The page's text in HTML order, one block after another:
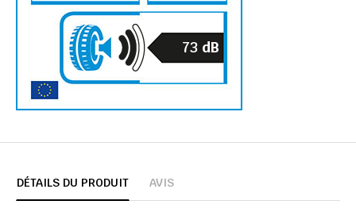
73 dB
DÉTAILS DU PRODUIT AVIS